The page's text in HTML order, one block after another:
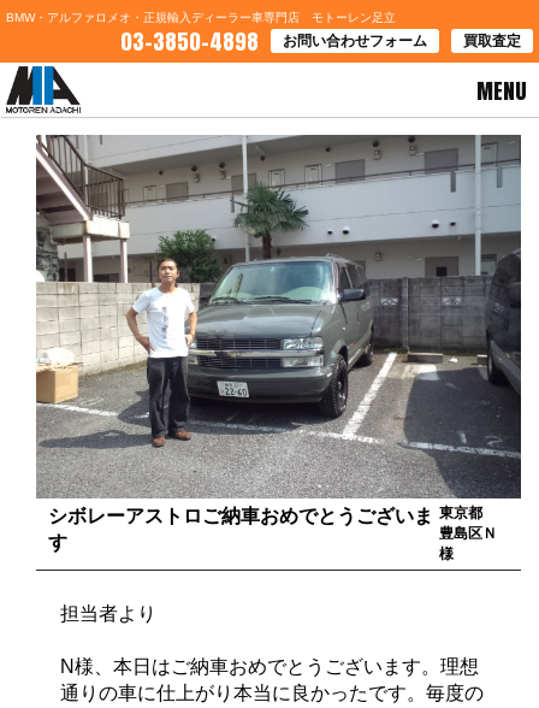
BMW・アルファロメオ・正規輸入ディーラー車専門店 モトーレン足立
03-3850-4898 お問い合わせフォーム 買取査定
MENU
HOME>お客様の声
シボレーアストロご納車おめでとうございま
す
東京都
豊島区Ｎ
様
担当者より
N様、本日はご納車おめでとうございます。理想
通りの車に仕上がり本当に良かったです。毎度の